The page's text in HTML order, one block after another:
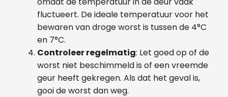
fluctueert. De ideale temperatuur voor het
bewaren van droge worst is tussen de 4°C
en 7°C.
Controleer regelmatig: Let goed op of de
worst niet beschimmeld is of een vreemde
geur heeft gekregen. Als dat het geval is,
gooi de worst dan weg.